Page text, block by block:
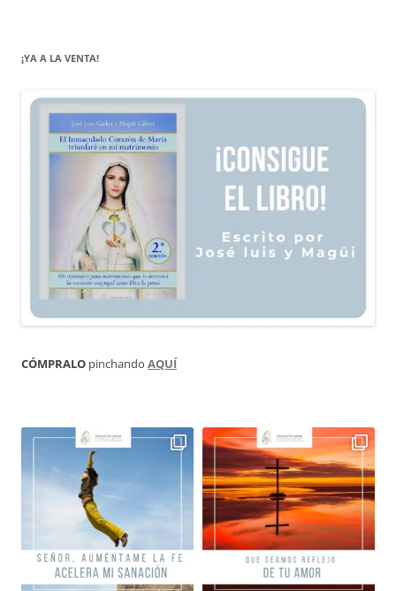
¡YA A LA VENTA!
CÓMPRALO pinchando AQUÍ